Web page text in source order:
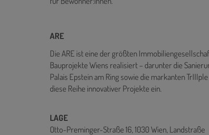
ARE
Die ARE ist eine der größten
Bauprojekte Wiens realisiert – darunter die
Palais Epstein am Ring sowie die markanten
diese Reihe innovativer Projekte ein.
LAGE
Otto-Preminger-Straße 16, 1030 Wien, Landstraße